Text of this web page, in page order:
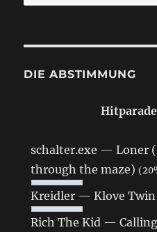
nach:
DIE ABSTIMMUNG
schalter.exe — Loner
through the maze)
Kreidler — Klove Twin
Rich The Kid —